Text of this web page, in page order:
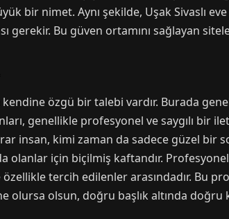
bir nimet. Aynı şekilde, Uşak Sivaslı
Bu güven ortamını sağlayan
özgü bir talebi vardır. Burada
genellikle profesyonel ve saygılı bir
insan, kimi zaman da sadece güzel bir
olanlar için biçilmiş kaftandır.
özellikle tercih edilenler arasındadır. Bu
olursa olsun, doğru başlık altında doğru